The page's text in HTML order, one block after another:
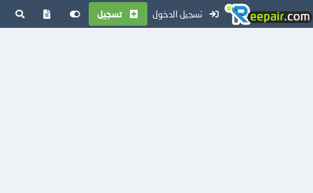
تسجيل الدخول تسجيل